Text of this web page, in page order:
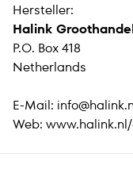
Hersteller:
Halink
P.O. Box 418
Netherlands
E-Mail:
Web: